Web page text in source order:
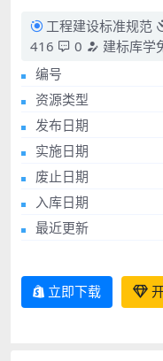
工程建设标准规范
416
0
建标库学
编号
资源类型
发布日期
实施日期
废止日期
入库日期
最近更新
立即下载